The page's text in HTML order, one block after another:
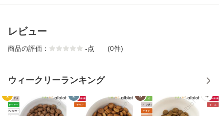
レビュー
商品の評価： -点 (0件)
ウィークリーランキング
1 2 3 4